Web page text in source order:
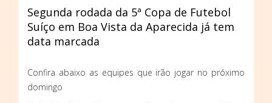
Segunda rodada da 5ª Copa de Futebol
Suíço em Boa Vista da Aparecida já tem
data marcada
Confira abaixo as equipes que irão jogar no próximo
domingo